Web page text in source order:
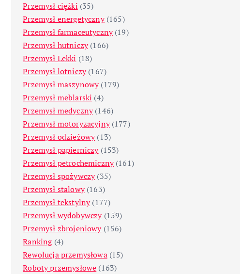
Przemysł ciężki (35)
Przemysł energetyczny(165)
Przemysł farmaceutyczny(19)
Przemysł hutniczy(166)
Przemysł Lekki (18)
Przemysł lotniczy(167)
Przemysł maszynowy(179)
Przemysł meblarski (4)
Przemysł medyczny(146)
Przemysł motoryzacyjny(177)
Przemysł odzieżowy(13)
Przemysł papierniczy(153)
Przemysł petrochemiczny(161)
Przemysł spożywczy(35)
Przemysł stalowy(163)
Przemysł tekstylny(177)
Przemysł wydobywczy(159)
Przemysł zbrojeniowy(156)
Ranking(4)
Rewolucja przemysłowa(15)
Roboty przemysłowe (163)